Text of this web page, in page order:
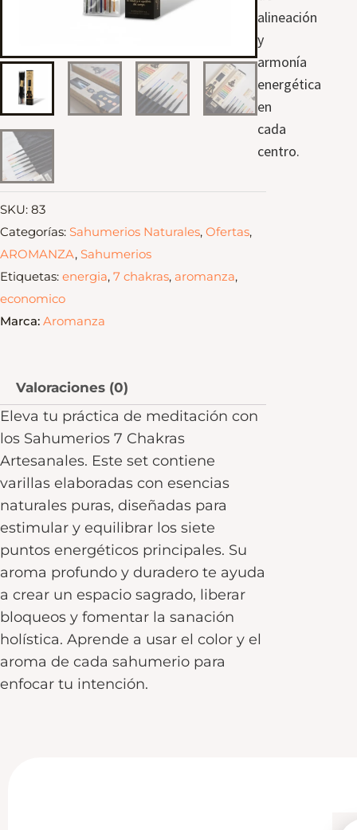
alineación
y
armonía
energética
en
cada
centro.
SKU: 83
Categorías: Sahumerios Naturales, Ofertas,
AROMANZA, Sahumerios
Etiquetas: energia, 7 chakras, aromanza,
economico
Marca: Aromanza
Valoraciones (0)
Eleva tu práctica de meditación con
los Sahumerios 7 Chakras
Artesanales. Este set contiene
varillas elaboradas con esencias
naturales puras, diseñadas para
estimular y equilibrar los siete
puntos energéticos principales. Su
aroma profundo y duradero te ayuda
a crear un espacio sagrado, liberar
bloqueos y fomentar la sanación
holística. Aprende a usar el color y el
aroma de cada sahumerio para
enfocar tu intención.